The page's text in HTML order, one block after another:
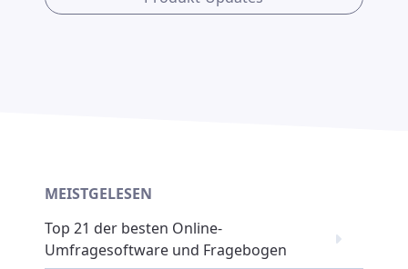
MEISTGELESEN
Top 21 der besten Online-
Umfragesoftware und Fragebogen